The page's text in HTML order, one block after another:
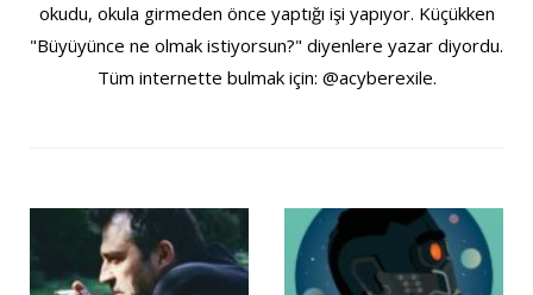
okudu, okula girmeden önce yaptığı işi yapıyor. Küçükken
"Büyüyünce ne olmak istiyorsun?" diyenlere yazar diyordu.
Tüm internette bulmak için: @acyberexile.